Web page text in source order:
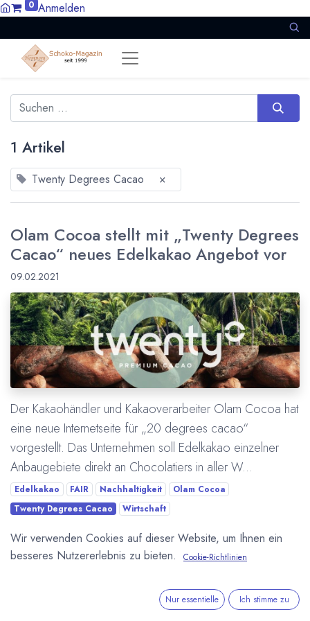
0 Anmelden
1 Artikel
Twenty Degrees Cacao ×
Olam Cocoa stellt mit „Twenty Degrees
Cacao“ neues Edelkakao Angebot vor
09.02.2021
Der Kakaohändler und Kakaoverarbeiter Olam Cocoa hat
eine neue Internetseite für „20 degrees cacao“
vorgestellt. Das Unternehmen soll Edelkakao einzelner
Anbaugebiete direkt an Chocolatiers in aller W...
Edelkakao FAIR Nachhaltigkeit
Olam Cocoa
Twenty Degrees Cacao
Wirtschaft
Mehr lesen
Wir verwenden Cookies auf dieser Website, um Ihnen ein
besseres Nutzererlebnis zu bieten.
Cookie-Richtlinien
Nur essentielle Ich stimme zu